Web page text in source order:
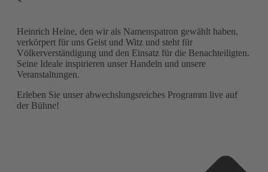
Heinrich Heine, den wir als Namenspatron gewählt haben,
verkörpert für uns Geist und Witz und steht für
Völkerverständigung und den Einsatz für die Benachteiligten.
Seine Ideale inspirieren unser Handeln und unsere
Veranstaltungen.
Erleben Sie unser abwechslungsreiches Programm live auf
der Bühne!